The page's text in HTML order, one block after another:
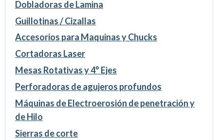
Dobladoras de Lamina
Guillotinas / Cizallas
Accesorios para Maquinas y Chucks
Cortadoras Laser
Mesas Rotativas y 4° Ejes
Perforadoras de agujeros profundos
Máquinas de Electroerosión de penetración y
de Hilo
Sierras de corte